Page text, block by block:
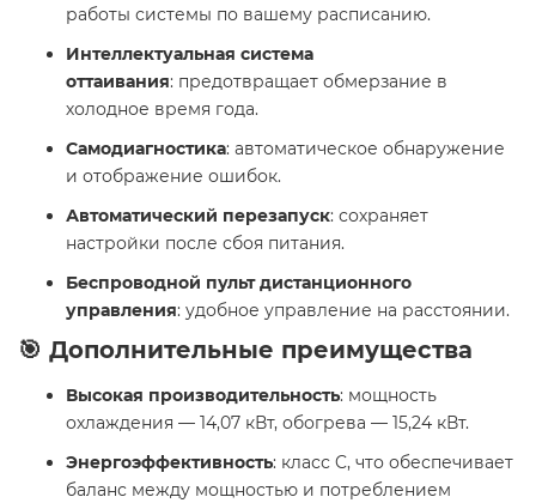
работы системы по вашему расписанию.
Интеллектуальная система
оттаивания: предотвращает обмерзание в
холодное время года.
Самодиагностика: автоматическое обнаружение
и отображение ошибок.
Автоматический перезапуск: сохраняет
настройки после сбоя питания.
Беспроводной пульт дистанционного
управления: удобное управление на расстоянии.
🎯 Дополнительные преимущества
Высокая производительность: мощность
охлаждения — 14,07 кВт, обогрева — 15,24 кВт.
Энергоэффективность: класс C, что обеспечивает
баланс между мощностью и потреблением